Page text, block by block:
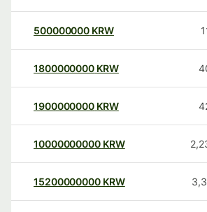
500000000 KRW
1800000000 KRW
1900000000 KRW
10000000000 KRW
15200000000 KRW